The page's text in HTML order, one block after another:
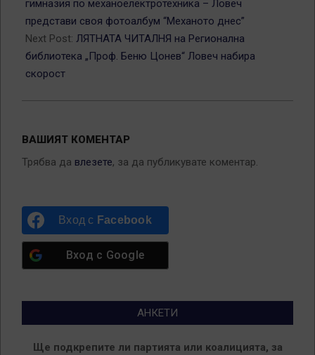
гимназия по механоелектротехника – Ловеч
представи своя фотоалбум “Механото днес”
Next Post: ЛЯТНАТА ЧИТАЛНЯ на Регионална
библиотека „Проф. Беню Цонев“ Ловеч набира
скорост
ВАШИЯТ КОМЕНТАР
Трябва да влезете, за да публикувате коментар.
Вход с Facebook
Вход с Google
АНКЕТИ
Ще подкрепите ли партията или коалицията, за